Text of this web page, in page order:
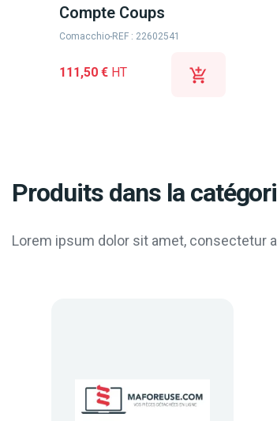
Compte Coups
Comacchio-REF : 22602541
111,50 € HT
Produits dans la
Lorem ipsum dolor sit amet, consectetur